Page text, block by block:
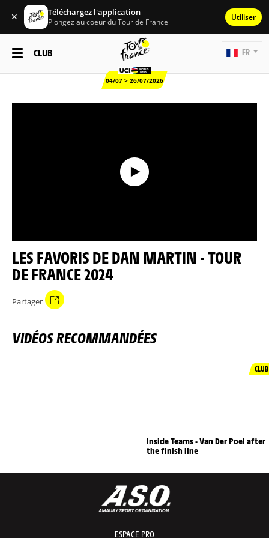
✕ Téléchargez l'application
Plongez au coeur du Tour de France Utiliser
CLUB
04/07 > 26/07/2026
FR
LES FAVORIS DE DAN MARTIN - TOUR
DE FRANCE 2024
Partager
VIDÉOS RECOMMANDÉES
CLUB
Inside Teams - Van Der Poel after
the finish line
ESPACE PRO